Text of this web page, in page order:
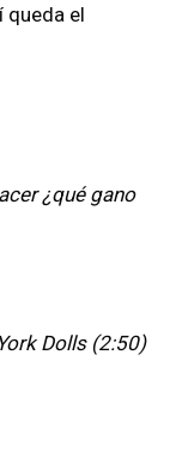
queda el
¿qué gano
Dolls (2:50)